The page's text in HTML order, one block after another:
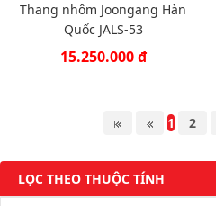
Thang nhôm Joongang Hàn
Quốc JALS-53
15.250.000 đ
1 2
LỌC THEO THUỘC TÍNH